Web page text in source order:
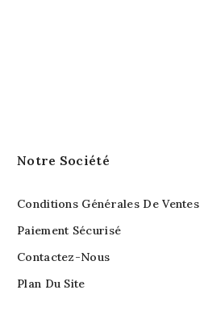
Notre Société
Conditions Générales De Ventes
Paiement Sécurisé
Contactez-Nous
Plan Du Site